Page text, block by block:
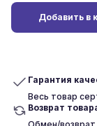
Добавить в
Гарантия
Весь товар
Возврат